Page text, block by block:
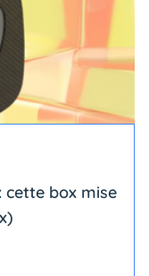
cette box mise